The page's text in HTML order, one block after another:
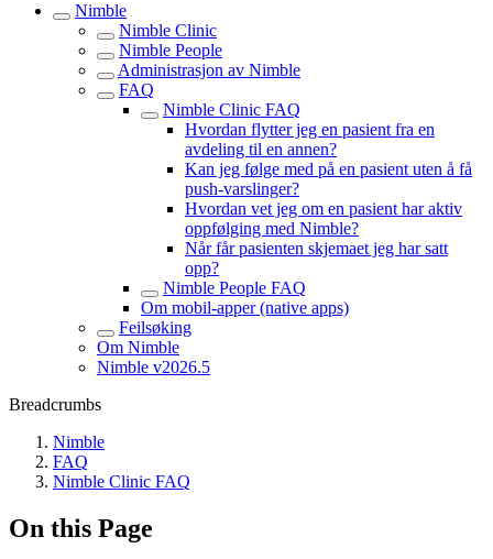
Nimble
Nimble Clinic
Nimble People
Administrasjon av Nimble
FAQ
Nimble Clinic FAQ
Hvordan flytter jeg en pasient fra en
avdeling til en annen?
Kan jeg følge med på en pasient uten å få
push-varslinger?
Hvordan vet jeg om en pasient har aktiv
oppfølging med Nimble?
Når får pasienten skjemaet jeg har satt
opp?
Nimble People FAQ
Om mobil-apper (native apps)
Feilsøking
Om Nimble
Nimble v2026.5
Breadcrumbs
Nimble
FAQ
Nimble Clinic FAQ
On this Page